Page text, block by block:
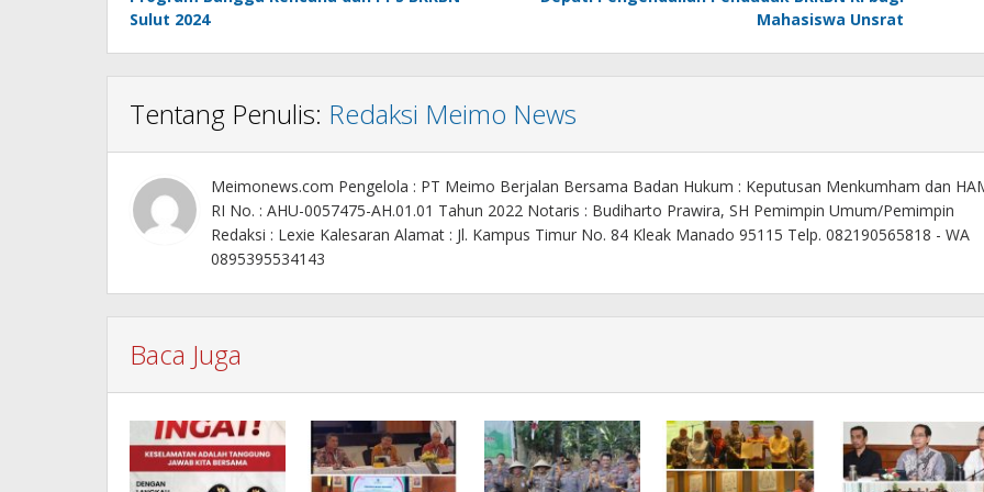
Sulut 2024
Mahasiswa Unsrat
Tentang Penulis: Redaksi Meimo News
Meimonews.com Pengelola : PT Meimo Berjalan Bersama Badan Hukum : Keputusan Menkumham dan
RI No. : AHU-0057475-AH.01.01 Tahun 2022 Notaris : Budiharto Prawira, SH Pemimpin Umum/Pemimpin
Redaksi : Lexie Kalesaran Alamat : Jl. Kampus Timur No. 84 Kleak Manado 95115 Telp. 082190565818 - WA
0895395534143
Baca Juga